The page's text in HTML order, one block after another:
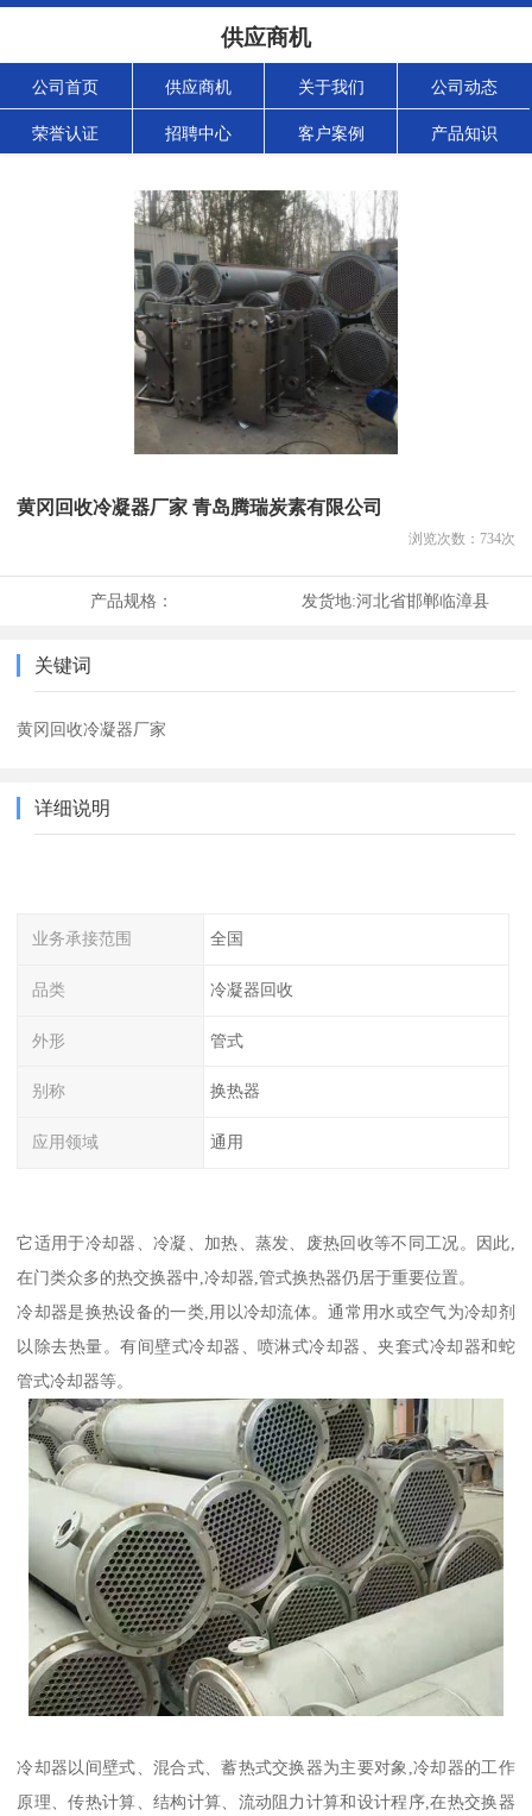
供应商机
公司首页 供应商机 关于我们 公司动态
荣誉认证 招聘中心 客户案例 产品知识
黄冈回收冷凝器厂家 青岛腾瑞炭素有限公司
浏览次数： 734次
产品规格： 发货地:河北省邯郸临漳县
关键词
黄冈回收冷凝器厂家
详细说明
业务承接范围 全国
品类 冷凝器回收
外形 管式
别称 换热器
应用领域 通用
它适用于冷却器、冷凝、加热、蒸发、废热回收等不同工况。因此,
在门类众多的热交换器中,冷却器,管式换热器仍居于重要位置。
冷却器是换热设备的一类,用以冷却流体。通常用水或空气为冷却剂
以除去热量。有间壁式冷却器、喷淋式冷却器、夹套式冷却器和蛇
管式冷却器等。
冷却器以间壁式、混合式、蓄热式交换器为主要对象,冷却器的工作
原理、传热计算、结构计算、流动阻力计算和设计程序,在热交换器